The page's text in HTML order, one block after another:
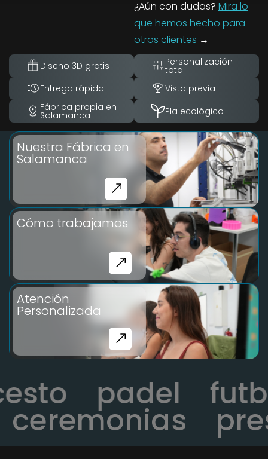
¿Aún con dudas? Mira lo
que hemos hecho para
otros clientes →
Diseño 3D gratis Personalización
total
Entrega rápida
Vista previa
Fábrica propia en
Salamanca Pla ecológico
Nuestra Fábrica en
Salamanca
Cómo trabajamos
Atención
Personalizada
padel